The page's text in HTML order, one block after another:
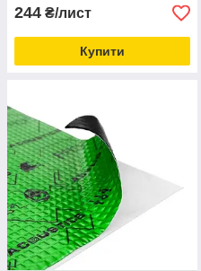
244 ₴/лист
Купити